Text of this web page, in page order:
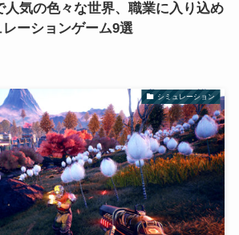
気の色々な世界、職業に入り込め
ーションゲーム9選
シミュレーション